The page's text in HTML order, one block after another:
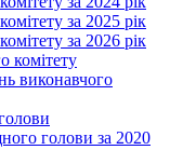
за 2025 рік
за 2026 рік
комітету
виконавчого
голови за 2020